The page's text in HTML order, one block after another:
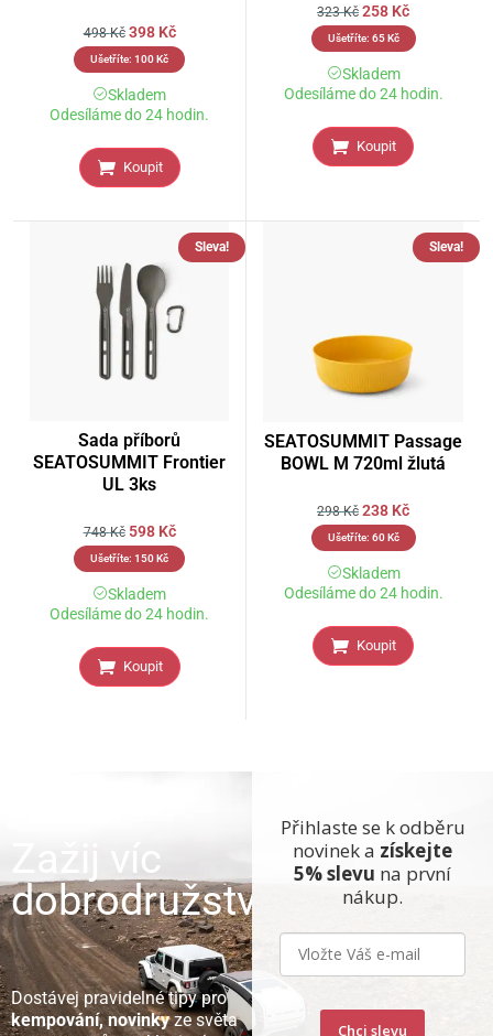
498Kč 398 Kč
Ušetříte: 100Kč
Skladem
Odesíláme do 24 hodin.
Koupit
323Kč 258 Kč
Ušetříte: 65Kč
Skladem
Odesíláme do 24 hodin.
Koupit
Sleva!
Sada příborů
SEATOSUMMIT Frontier
UL 3ks
748Kč 598 Kč
Ušetříte: 150Kč
Skladem
Odesíláme do 24 hodin.
Koupit
Sleva!
SEATOSUMMIT Passage
BOWL M 720ml žlutá
298Kč 238 Kč
Ušetříte: 60Kč
Skladem
Odesíláme do 24 hodin.
Koupit
Zažij víc
dobrodružství
Dostávej pravidelné tipy pro
kempování, novinkyze světa
Přihlaste se k odběru
novinek a získejte
5% slevu na první
nákup.
Chci slevu